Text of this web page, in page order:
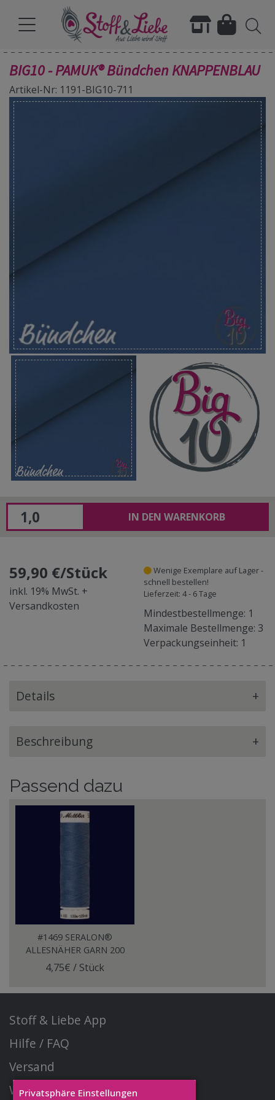
Privatsphäre Einstellungen
BIG10 - PAMUK® Bündchen KNAPPENBLAU
Artikel-Nr: 1191-BIG10-711
IN DEN WARENKORB
59,90 €/Stück
inkl. 19% MwSt. +
Versandkosten
Wenige Exemplare auf Lager -
schnell bestellen!
Lieferzeit: 4 - 6 Tage
Mindestbestellmenge: 1
Maximale Bestellmenge: 3
Verpackungseinheit: 1
Details +
Beschreibung +
Passend dazu
#1469 SERALON®
ALLESNÄHER GARN 200
Meter WEDGEWOOD
4,75€ / Stück
Stoff & Liebe App
Hilfe / FAQ
Versand
Widerrufsrecht